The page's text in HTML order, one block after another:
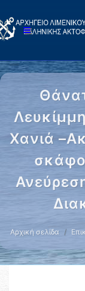
Χανιά
Αρχική σελίδα